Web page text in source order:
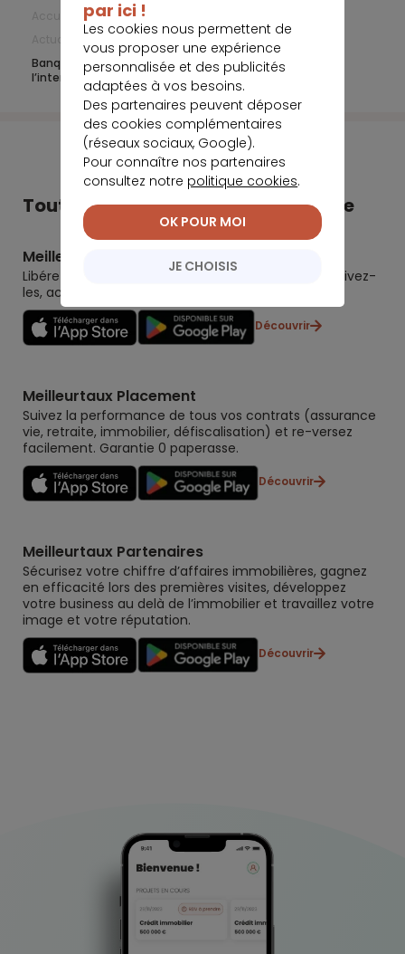
Banque en ligne
Septembre 2022
Banque en ligne : Nickel poursuit son expansion à
l’international
Tout Meilleurtaux dans votre poche
Meilleurtaux
Libérez le potentiel de vos projets : préparez-les, suivez-
les, accomplissez-les.
Découvrir
Meilleurtaux Placement
Suivez la performance de tous vos contrats (assurance
vie, retraite, immobilier, défiscalisation) et re-versez
facilement. Garantie 0 paperasse.
Découvrir
Meilleurtaux Partenaires
Sécurisez votre chiffre d’affaires immobilières, gagnez
en efficacité lors des premières visites, développez
votre business au delà de l’immobilier et travaillez votre
image et votre réputation.
Découvrir
par ici !
Les cookies nous permettent de
vous proposer une expérience
personnalisée et des publicités
adaptées à vos besoins.
Des partenaires peuvent déposer
des cookies complémentaires
(réseaux sociaux, Google).
Pour connaître nos partenaires
consultez notre politique cookies.
JE CHOISIS
OK POUR MOI